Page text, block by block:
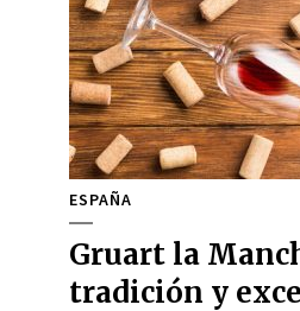
ESPAÑA
Gruart la
tradición y